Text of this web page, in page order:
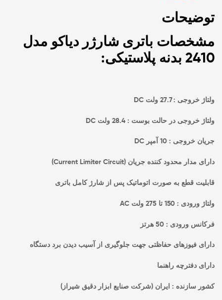
توضیحات
مشخصات باتری شارژر دیاکو مدل
2410 بدنه پلاستیکی:
ولتاژ خروجی : 27.7 ولت DC
ولتاژ خروجی در حالت بوست : 28.4 ولت DC
جریان خروجی : 10 آمپر DC
دارای مدار محدود کننده جریان (Current Limiter Circuit)
قابلیت قطع به صورت اتوماتیک پس از شارژ کامل باتری
ولتاژ ورودی : 150 تا 275 ولت AC
فرکانس ورودی : 50 هرتز
دارای فیوزهای حفاظتی جهت جلوگیری از آسیب دیدن برد دستگاه
دارای دفترچه راهنما
کشور سازنده : ایران (شرکت صنایع ابزار دقیق شیراز)